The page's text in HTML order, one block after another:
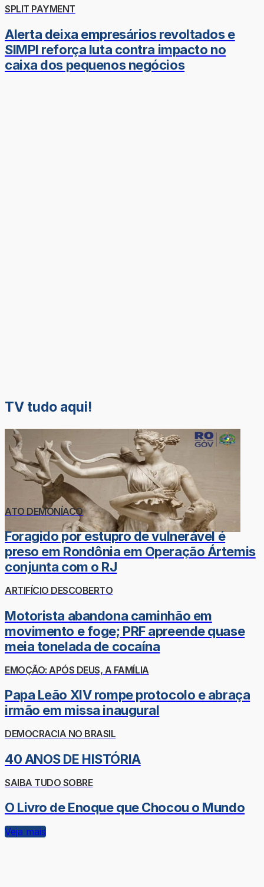
SPLIT PAYMENT
Alerta deixa empresários revoltados e
SIMPI reforça luta contra impacto no
caixa dos pequenos negócios
TV tudo aqui!
ATO DEMONÍACO
Foragido por estupro de vulnerável é
preso em Rondônia em Operação Ártemis
conjunta com o RJ
ARTIFÍCIO DESCOBERTO
Motorista abandona caminhão em
movimento e foge; PRF apreende quase
meia tonelada de cocaína
EMOÇÃO: APÓS DEUS, A FAMÍLIA
Papa Leão XIV rompe protocolo e abraça
irmão em missa inaugural
DEMOCRACIA NO BRASIL
40 ANOS DE HISTÓRIA
SAIBA TUDO SOBRE
O Livro de Enoque que Chocou o Mundo
Veja mais